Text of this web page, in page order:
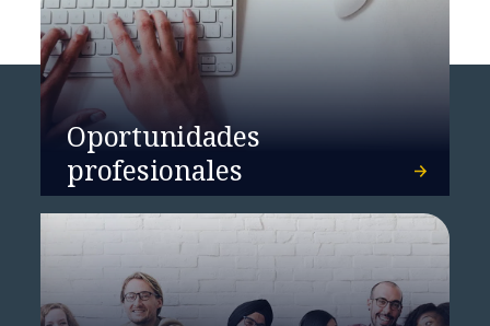
Oportunidades
profesionales